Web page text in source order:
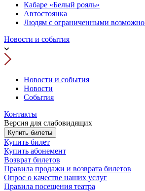
Кабаре «Белый рояль»
Автостоянка
Людям с ограниченными
Новости и события
Новости и события
Новости
События
Контакты
Версия для слабовидящих
Купить билеты
Купить билет
Купить абонемент
Возврат билетов
Правила продажи и возврата билетов
Опрос о качестве наших услуг
Правила посещения театра